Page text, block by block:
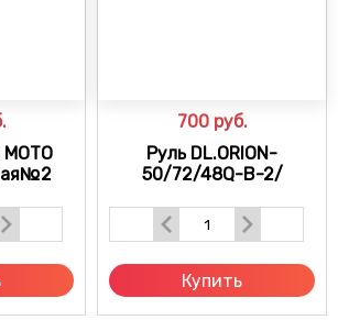
МОТО
700 руб.
Руль DL.ORION-
50/72/48Q-B-2/
Купить